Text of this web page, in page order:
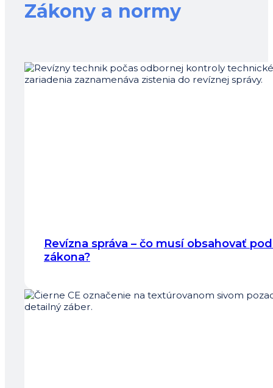
Zákony a normy
Revízna správa – čo musí obsahovať
zákona?